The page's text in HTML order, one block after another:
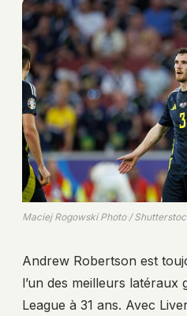
Maciej Rogowski Photo /
Andrew Robertson est
l’un des meilleurs latéraux
League à 31 ans. Avec